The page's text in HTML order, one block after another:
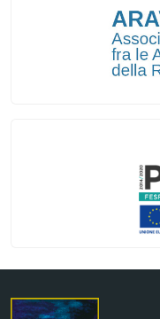
Regione Veneto